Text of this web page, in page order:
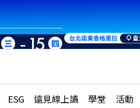
・洞見未來 與世界領
ESG 遠見線上讀 學堂 活動
析
更多訂閱方案